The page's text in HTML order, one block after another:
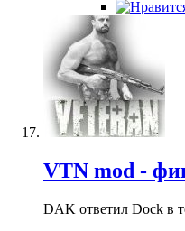
VTN mod -
DAK ответил Dock в